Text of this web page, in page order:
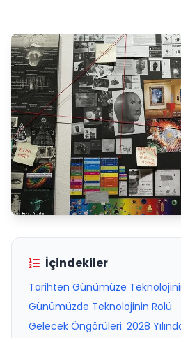
İçindekiler
Tarihten Günümüze
Günümüzde Teknolojinin Rolü
Gelecek Öngörüleri: 2028